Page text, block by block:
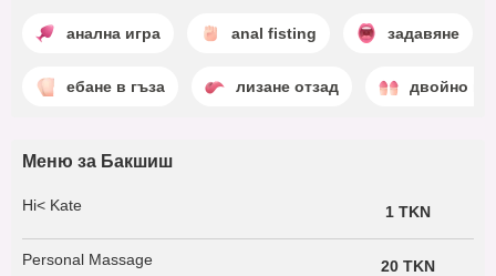
анална игра anal fisting задавяне
ебане в гъза лизане отзад двойно
Меню за Бакшиш
Hi< Kate 1 TKN
Personal Massage 20 TKN